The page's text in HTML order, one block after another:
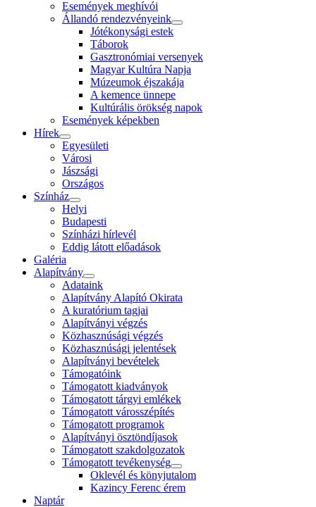
Események meghívói
Állandó rendezvényeink
Jótékonysági estek
Táborok
Gasztronómiai versenyek
Magyar Kultúra Napja
Múzeumok éjszakája
A kemence ünnepe
Kultúrális örökség napok
Események képekben
Hírek
Egyesületi
Városi
Jászsági
Országos
Színház
Helyi
Budapesti
Színházi hírlevél
Eddig látott előadások
Galéria
Alapítvány
Adataink
Alapítvány Alapító Okirata
A kuratórium tagjai
Alapítványi végzés
Közhasznúsági végzés
Közhasznúsági jelentések
Alapítványi bevételek
Támogatóink
Támogatott kiadványok
Támogatott tárgyi emlékek
Támogatott városszépítés
Támogatott programok
Alapítványi ösztöndíjasok
Támogatott szakdolgozatok
Támogatott tevékenység
Oklevél és könyjutalom
Kazincy Ferenc érem
Naptár